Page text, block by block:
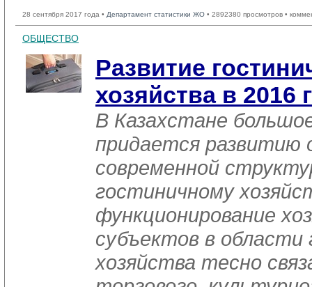
28 сентября 2017 года • Департамент статистики ЖО • 2892380 просмотров •
ОБЩЕСТВО
Развитие
хозяйства в 2016
В Казахстане
придается развитию
современной
гостиничному
функционирование
субъектов в области
хозяйства тесно